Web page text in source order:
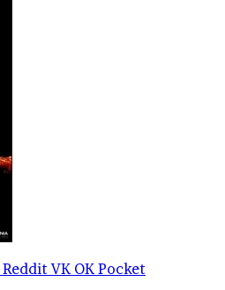
Reddit VK OK Pocket